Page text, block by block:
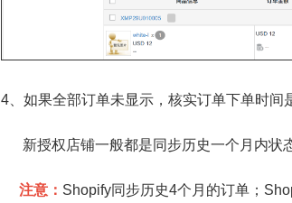
4、如果全部订单未显示，核实订单下单时间
新授权店铺一般都是同步历史一个月内状
注意： Shopify同步历史4个月的订单；